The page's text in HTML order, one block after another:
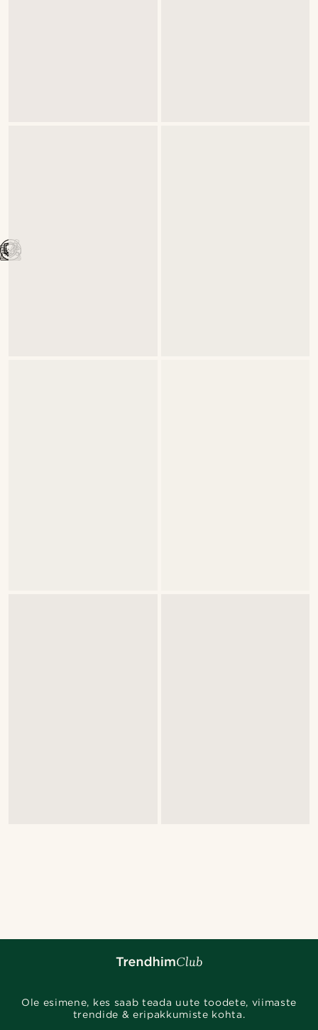
Ole esimene, kes saab teada uute toodete, viimaste
trendide & eripakkumiste kohta.